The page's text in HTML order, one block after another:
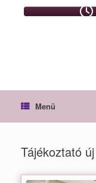
Menü
Tájékoztató